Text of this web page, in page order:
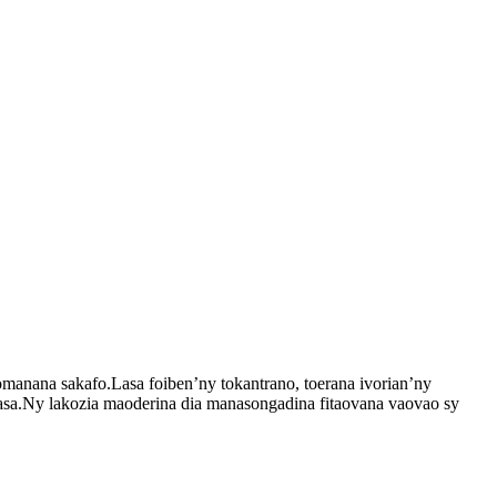
sakafo.Lasa foiben’ny tokantrano, toerana ivorian’ny
lakozia maoderina dia manasongadina fitaovana vaovao sy